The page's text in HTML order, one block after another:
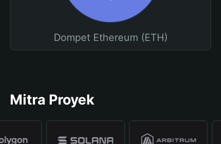
Dompet Ethereum (ETH)
Mitra Proyek